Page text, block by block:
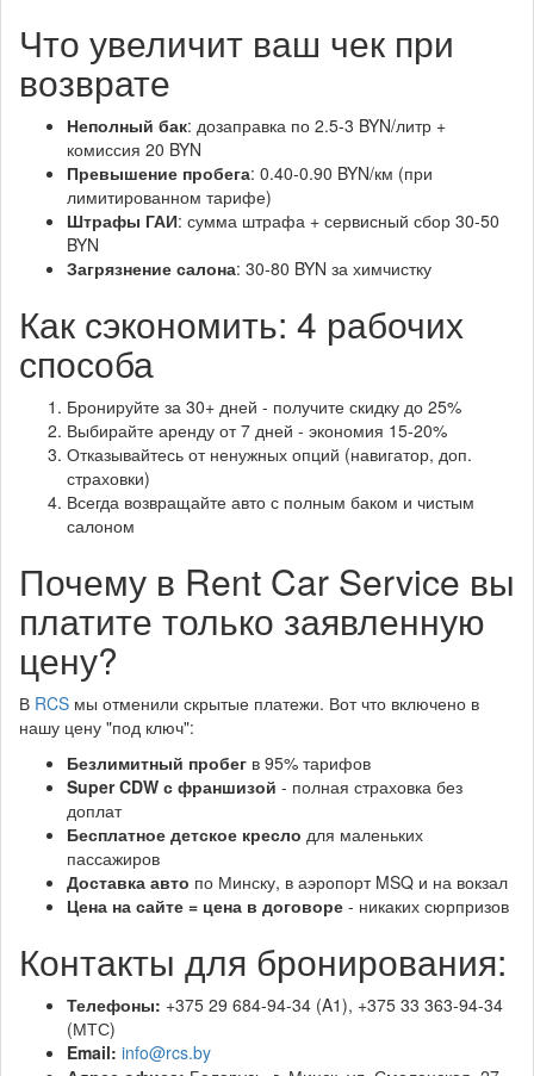
Что увеличит ваш чек при
возврате
Неполный бак: дозаправка по 2.5-3 BYN/литр +
комиссия 20 BYN
Превышение пробега: 0.40-0.90 BYN/км (при
лимитированном тарифе)
Штрафы ГАИ: сумма штрафа + сервисный сбор 30-50
BYN
Загрязнение салона: 30-80 BYN за химчистку
Как сэкономить: 4 рабочих
способа
Бронируйте за 30+ дней - получите скидку до 25%
Выбирайте аренду от 7 дней - экономия 15-20%
Отказывайтесь от ненужных опций (навигатор, доп.
страховки)
Всегда возвращайте авто с полным баком и чистым
салоном
Почему в Rent Car Service вы
платите только заявленную
цену?
В RCS мы отменили скрытые платежи. Вот что включено в
нашу цену "под ключ":
Безлимитный пробег в 95% тарифов
Super CDW с франшизой - полная страховка без
доплат
Бесплатное детское кресло для маленьких
пассажиров
Доставка авто по Минску, в аэропорт MSQ и на вокзал
Цена на сайте = цена в договоре - никаких сюрпризов
Контакты для бронирования:
Телефоны: +375 29 684-94-34 (A1), +375 33 363-94-34
(МТС)
Email: info@rcs.by